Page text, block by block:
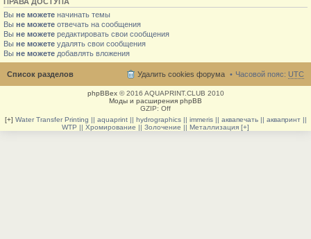
Вы не можете начинать темы
Вы не можете отвечать на сообщения
Вы не можете редактировать свои сообщения
Вы не можете удалять свои сообщения
Вы не можете добавлять вложения
Список разделов Часовой пояс: UTC
Удалить cookies форума
phpBBex© 2016 AQUAPRINT.CLUB 2010
Моды и расширения phpBB
GZIP: Off
[+] Water Transfer Printing || aquaprint || hydrographics || immeris || аквапечать || аквапринт ||
WTP || Хромирование || Золочение || Металлизация [+]